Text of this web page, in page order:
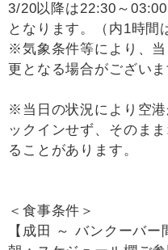
3/20以降は22:30～03:00
となります。（内1時間
※気象条件等により、
更となる場合がござい
※当日の状況により空
ックインせず、そのま
ることがあります。
＜食事条件＞
【成田 ～ バンクーバー